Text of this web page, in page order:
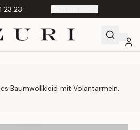
23 23
Baumwollkleid mit Volantärmeln.